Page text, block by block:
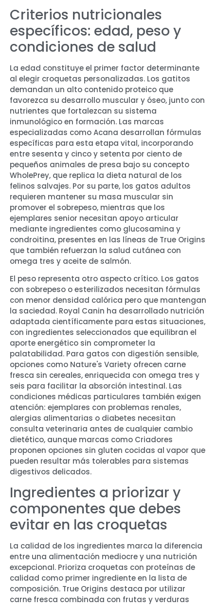
Criterios nutricionales
específicos: edad, peso y
condiciones de salud
La edad constituye el primer factor determinante
al elegir croquetas personalizadas. Los gatitos
demandan un alto contenido proteico que
favorezca su desarrollo muscular y óseo, junto con
nutrientes que fortalezcan su sistema
inmunológico en formación. Las marcas
especializadas como Acana desarrollan fórmulas
específicas para esta etapa vital, incorporando
entre sesenta y cinco y setenta por ciento de
pequeños animales de presa bajo su concepto
WholePrey, que replica la dieta natural de los
felinos salvajes. Por su parte, los gatos adultos
requieren mantener su masa muscular sin
promover el sobrepeso, mientras que los
ejemplares senior necesitan apoyo articular
mediante ingredientes como glucosamina y
condroitina, presentes en las líneas de True Origins
que también refuerzan la salud cutánea con
omega tres y aceite de salmón.
El peso representa otro aspecto crítico. Los gatos
con sobrepeso o esterilizados necesitan fórmulas
con menor densidad calórica pero que mantengan
la saciedad. Royal Canin ha desarrollado nutrición
adaptada científicamente para estas situaciones,
con ingredientes seleccionados que equilibran el
aporte energético sin comprometer la
palatabilidad. Para gatos con digestión sensible,
opciones como Nature's Variety ofrecen carne
fresca sin cereales, enriquecida con omega tres y
seis para facilitar la absorción intestinal. Las
condiciones médicas particulares también exigen
atención: ejemplares con problemas renales,
alergias alimentarias o diabetes necesitan
consulta veterinaria antes de cualquier cambio
dietético, aunque marcas como Criadores
proponen opciones sin gluten cocidas al vapor que
pueden resultar más tolerables para sistemas
digestivos delicados.
Ingredientes a priorizar y
componentes que debes
evitar en las croquetas
La calidad de los ingredientes marca la diferencia
entre una alimentación mediocre y una nutrición
excepcional. Prioriza croquetas con proteínas de
calidad como primer ingrediente en la lista de
composición. True Origins destaca por utilizar
carne fresca combinada con frutas y verduras